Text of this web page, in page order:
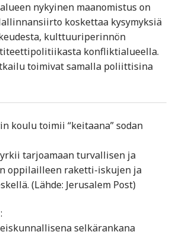
nykyinen maanomistus on
koskettaa kysymyksiä
kulttuuriperinnön
konfliktialueella.
toimivat samalla poliittisina
koulu toimii “keitaana” sodan
tarjoamaan turvallisen ja
oppilailleen raketti-iskujen ja
(Lähde: Jerusalem Post)
selkärankana